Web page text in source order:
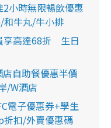
2小時無限暢飲優惠
和牛丸/牛小排
享高達68折 生日
店自助餐優惠半價
/W酒店
電子優惠券+學生
折扣/外賣優惠碼